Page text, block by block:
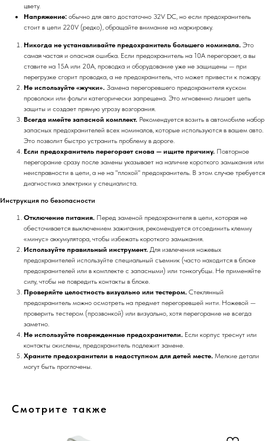
цвету.
Напряжение: обычно для авто достаточно 32V DC, но если предохранитель
стоит в цепи 220V (редко), обращайте внимание на маркировку.
Никогда не устанавливайте предохранитель большего номинала. Это
самая частая и опасная ошибка. Если предохранитель на 10А перегорает, а вы
ставите на 15А или 20А, проводка и оборудование уже не защищены — при
перегрузке сгорит проводка, а не предохранитель, что может привести к пожару.
Не используйте «жучки». Замена перегоревшего предохранителя куском
проволоки или фольги категорически запрещена. Это мгновенно лишает цепь
защиты и создает прямую угрозу возгорания.
Всегда имейте запасной комплект. Рекомендуется возить в автомобиле набор
запасных предохранителей всех номиналов, которые используются в вашем авто.
Это позволит быстро устранить проблему в дороге.
Если предохранитель перегорает снова — ищите причину. Повторное
перегорание сразу после замены указывает на наличие короткого замыкания или
неисправности в цепи, а не на "плохой" предохранитель. В этом случае требуется
диагностика электрики у специалиста.
Инструкция по безопасности
Отключение питания. Перед заменой предохранителя в цепи, которая не
обесточивается выключением зажигания, рекомендуется отсоединить клемму
«минус» аккумулятора, чтобы избежать короткого замыкания.
Используйте правильный инструмент. Для извлечения ножевых
предохранителей используйте специальный съемник (часто находится в блоке
предохранителей или в комплекте с запасными) или тонкогубцы. Не применяйте
силу, чтобы не повредить контакты в блоке.
Проверяйте целостность визуально или тестером. Стеклянный
предохранитель можно осмотреть на предмет перегоревшей нити. Ножевой —
проверить тестером (прозвонкой) или визуально, хотя перегорание не всегда
заметно.
Не используйте поврежденные предохранители. Если корпус треснут или
контакты окислены, предохранитель подлежит замене.
Храните предохранители в недоступном для детей месте. Мелкие детали
могут быть проглочены.
Смотрите также